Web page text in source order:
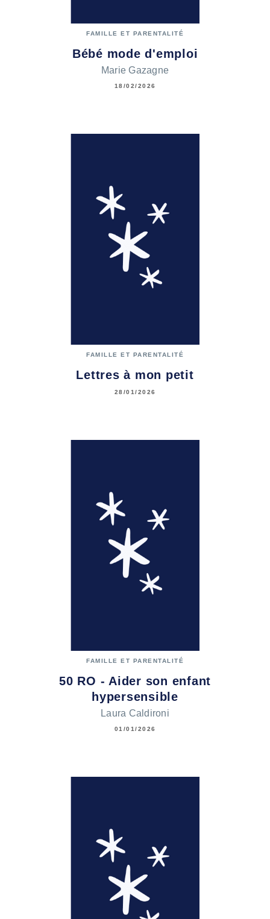
FAMILLE ET PARENTALITÉ
Bébé mode d'emploi
Marie Gazagne
18/02/2026
FAMILLE ET PARENTALITÉ
Lettres à mon petit
28/01/2026
FAMILLE ET PARENTALITÉ
50 RO - Aider son enfant
hypersensible
Laura Caldironi
01/01/2026